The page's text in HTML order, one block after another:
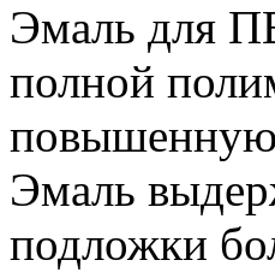
Эмаль для
полной
повышенную
Эмаль
подложки